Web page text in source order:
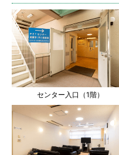
センター入口（1階）